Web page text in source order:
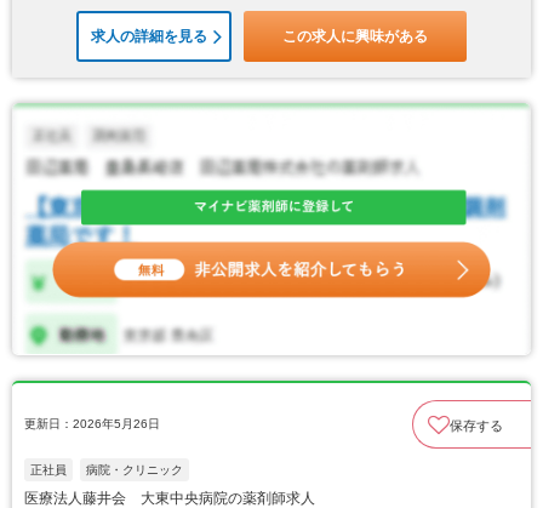
求人の詳細を見る この求人に興味がある
更新日：2026年5月26日 保存する
正社員 病院・クリニック
医療法人藤井会 大東中央病院の薬剤師求人